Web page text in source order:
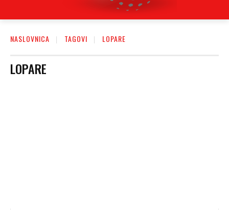
NASLOVNICA TAGOVI LOPARE
LOPARE